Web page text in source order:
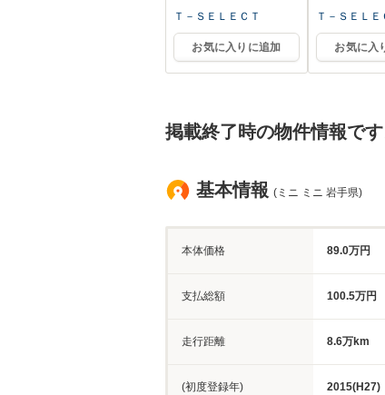
Ｔ－ＳＥＬＥＣＴ
お気に入りに追加
Ｔ－ＳＥＬＥ
お気に入
掲載終了時の物件情報です
基本情報 (ミニ ミニ 岩手県)
本体価格 89.0万円
支払総額 100.5万円
走行距離 8.6万km
(初度登録年) 2015(H27)